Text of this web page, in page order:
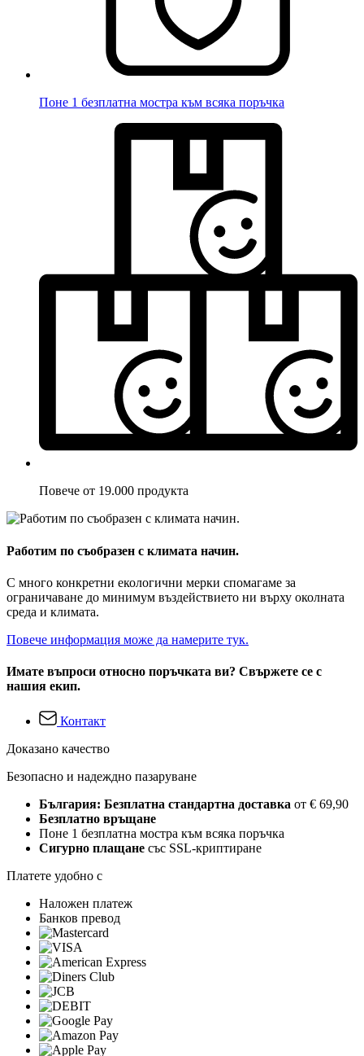
Поне 1 безплатна мостра към всяка поръчка
Повече от 19.000 продукта
Работим по съобразен с климата начин.
С много конкретни екологични мерки спомагаме за
ограничаване до минимум въздействието ни върху околната
среда и климата.
Повече информация може да намерите тук.
Имате въпроси относно поръчката ви? Свържете се с
нашия екип.
Контакт
Доказано качество
Безопасно и надеждно пазаруване
България: Безплатна стандартна доставка от € 69,90
Безплатно връщане
Поне 1 безплатна мостра към всяка поръчка
Сигурно плащане със SSL-криптиране
Платете удобно с
Наложен платеж
Банков превод